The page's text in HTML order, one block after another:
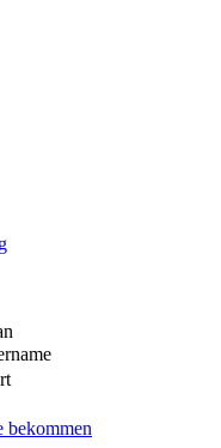
bekommen